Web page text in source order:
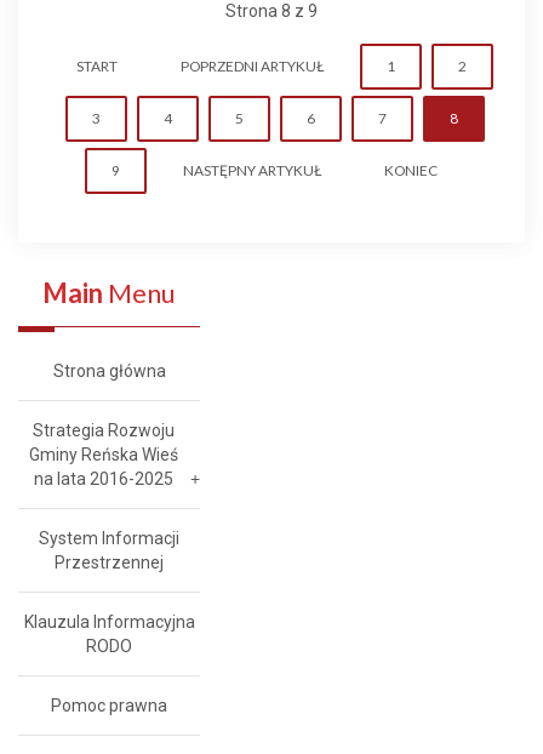
Strona 8 z 9
START POPRZEDNI ARTYKUŁ 1 2
3 4 5 6 7 8
9 NASTĘPNY ARTYKUŁ KONIEC
Main Menu
Strona główna
Strategia Rozwoju
Gminy Reńska Wieś
na lata 2016-2025
System Informacji
Przestrzennej
Klauzula Informacyjna
RODO
Pomoc prawna